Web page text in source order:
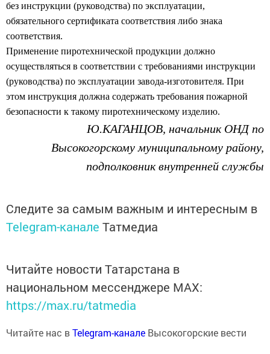
без инструкции (руководства) по эксплуатации,
обязательного сертификата соответствия либо знака
соответствия.
Применение пиротехнической продукции должно
осуществляться в соответствии с требованиями инструкции
(руководства) по эксплуатации завода-изготовителя. При
этом инструкция должна содержать требования пожарной
безопасности к такому пиротехническому изделию.
Ю.КАГАНЦОВ, начальник ОНД по
Высокогорскому муниципальному району,
подполковник внутренней службы
Следите за самым важным и интересным в
Telegram-канале Татмедиа
Читайте новости Татарстана в
национальном мессенджере MАХ:
https://max.ru/tatmedia
Читайте нас вTelegram-канале Высокогорские вести